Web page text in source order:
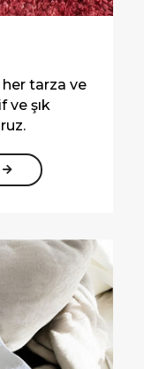
her tarza ve
ve şık